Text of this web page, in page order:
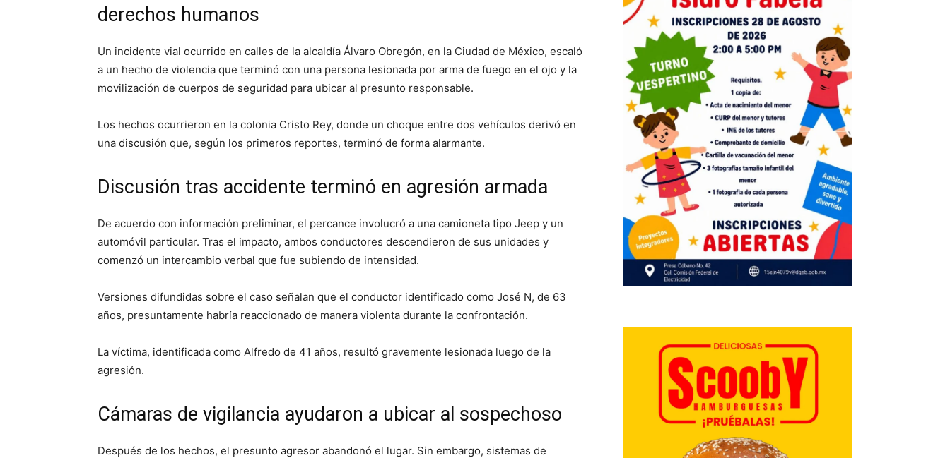
derechos humanos
Un incidente vial ocurrido en calles de la alcaldía Álvaro Obregón, en la Ciudad de México, escaló
a un hecho de violencia que terminó con una persona lesionada por arma de fuego en el ojo y la
movilización de cuerpos de seguridad para ubicar al presunto responsable.
Los hechos ocurrieron en la colonia Cristo Rey, donde un choque entre dos vehículos derivó en
una discusión que, según los primeros reportes, terminó de forma alarmante.
Discusión tras accidente terminó en agresión armada
De acuerdo con información preliminar, el percance involucró a una camioneta tipo Jeep y un
automóvil particular. Tras el impacto, ambos conductores descendieron de sus unidades y
comenzó un intercambio verbal que fue subiendo de intensidad.
Versiones difundidas sobre el caso señalan que el conductor identificado como José N, de 63
años, presuntamente habría reaccionado de manera violenta durante la confrontación.
La víctima, identificada como Alfredo de 41 años, resultó gravemente lesionada luego de la
agresión.
Cámaras de vigilancia ayudaron a ubicar al sospechoso
Después de los hechos, el presunto agresor abandonó el lugar. Sin embargo, sistemas de